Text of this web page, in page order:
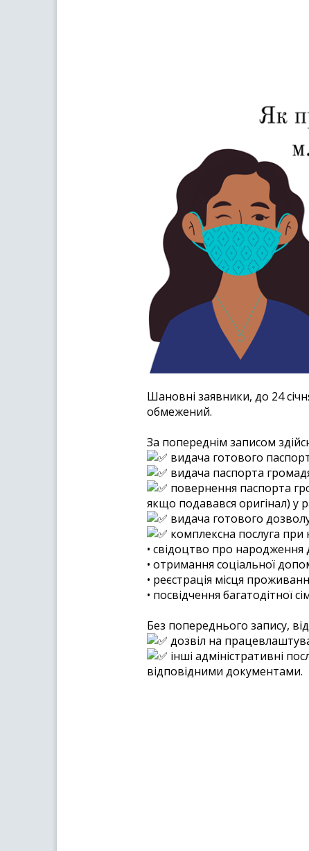
Шановні заявники, до 24
обмежений.
За попереднім записом
видача готового
видача паспорта
повернення паспорта
якщо подавався оригінал) у
видача готового
комплексна послуга
• свідоцтво про народження
• отримання соціальної
• реєстрація місця
• посвідчення багатодітної
Без попереднього запису,
дозвіл на
інші адміністративні
відповідними документами.